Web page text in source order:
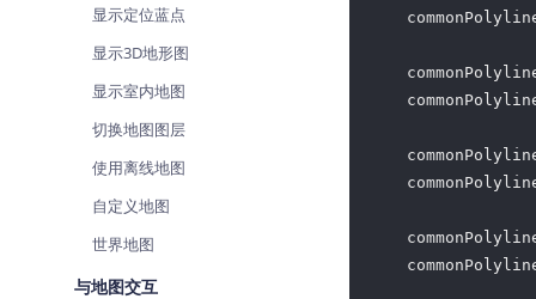
显示定位蓝点
显示3D地形图
显示室内地图
切换地图图层
使用离线地图
自定义地图
世界地图
与地图交互